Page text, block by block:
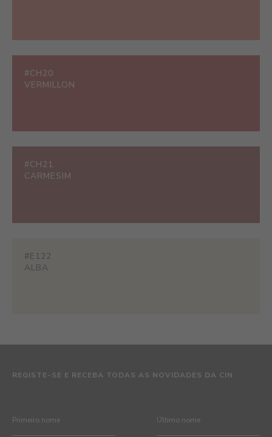
#CH20
VERMILLON
#CH21
CARMESIM
#E122
ALBA
REGISTE-SE E RECEBA TODAS AS NOVIDADES DA CIN